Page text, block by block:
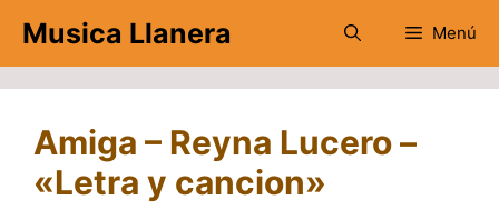
contenido
Musica Llanera Menú
Amiga – Reyna Lucero –
«Letra y cancion»